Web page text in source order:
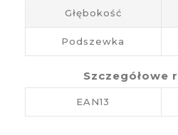
Głębokość
Podszewka
Szczegółowe
EAN13